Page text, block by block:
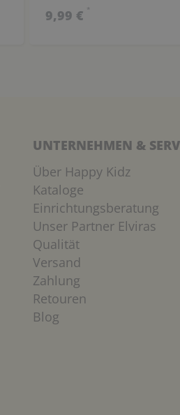
9,99 € *
UNTERNEHMEN &
Über Happy Kidz
Kataloge
Einrichtungsberatung
Unser Partner Elviras
Qualität
Versand
Zahlung
Retouren
Blog